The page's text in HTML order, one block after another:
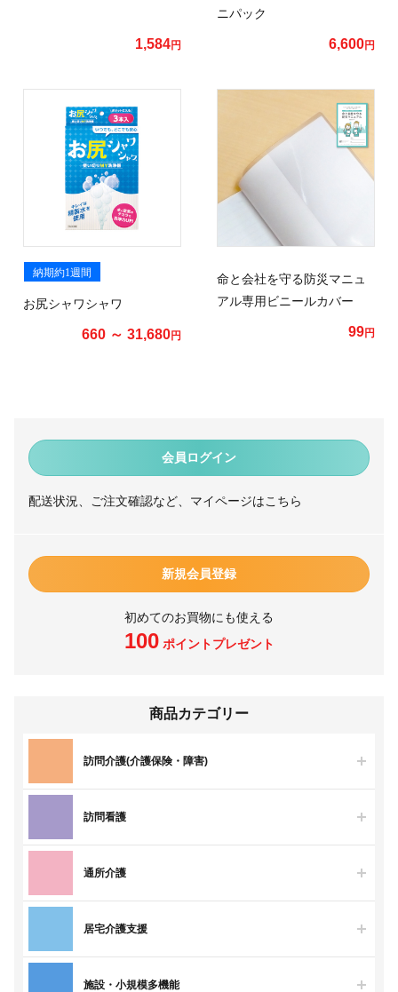
会員ログイン
配送状況、ご注文確認など、マイページはこちら
新規会員登録
初めてのお買物にも使える
100ポイントプレゼント
商品カテゴリー
訪問介護(介護保険・障害)
訪問看護
通所介護
居宅介護支援
施設・小規模多機能
1,584円
ニパック
6,600円
納期約1週間
お尻シャワシャワ
660 ～ 31,680円
命と会社を守る防災マニュ
アル専用ビニールカバー
99円